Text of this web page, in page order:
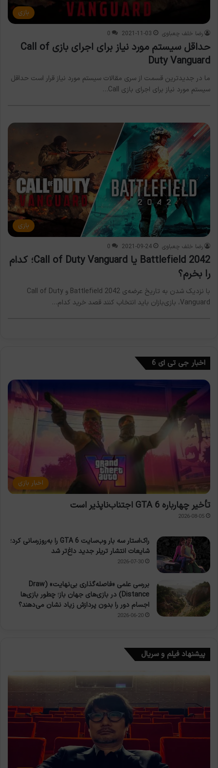
بازی
رضا خلف چعباوی 2021-11-03
0
حداقل سیستم مورد نیاز برای اجرای بازی Call of
Duty Vanguard
ما در جدیدترین قسمت از سری مقالات سیستم مورد نیاز قرار است حداقل
سیستم مورد نیاز برای اجرای بازی Call…
بازی
رضا خلف چعباوی 2021-09-24
0
Battlefield 2042 یا Call of Duty Vanguard؛ کدام
را بخرم؟
با نزدیک شدن به تاریخ عرضه‌ی Battlefield 2042 و Call of Duty
Vanguard، بازی‌بازان باید انتخاب کنند قصد خرید کدام…
اخبار جی تی ای 6
اخبار بازی
تأخیر چهارباره GTA 6 اجتناب‌ناپذیر است
2026-08-05
راک‌استار سه بار وب‌سایت GTA 6 را به‌روزرسانی کرد؛
شایعات انتشار تریلر جدید داغ‌تر شد
2026-07-30
بررسی علمی «فاصله‌گذاری بی‌نهایت» (Draw
Distance) در بازی‌های جهان باز؛ چطور بازی‌ها
اجسام دور را بدون پردازش زیاد نشان می‌دهند؟
2026-06-20
پیشنهاد فیلم و سریال